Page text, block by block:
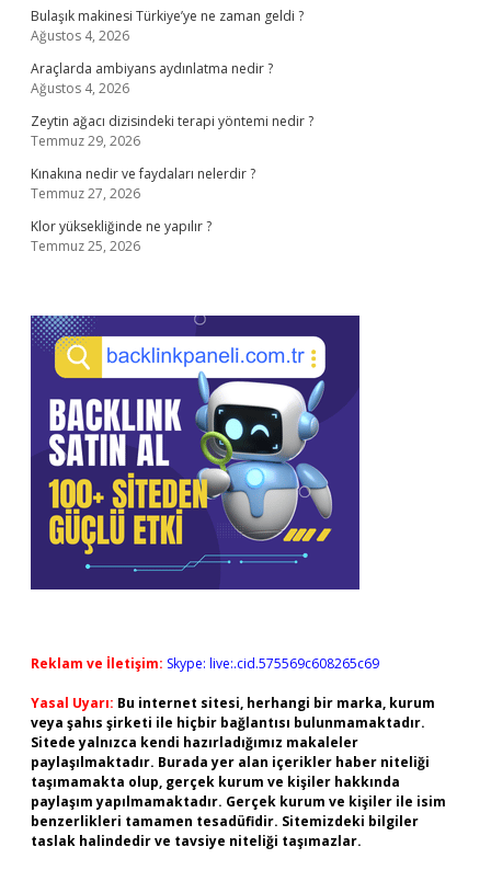
Bulaşık makinesi Türkiye’ye ne zaman geldi ?
Ağustos 4, 2026
Araçlarda ambiyans aydınlatma nedir ?
Ağustos 4, 2026
Zeytin ağacı dizisindeki terapi yöntemi nedir ?
Temmuz 29, 2026
Kınakına nedir ve faydaları nelerdir ?
Temmuz 27, 2026
Klor yüksekliğinde ne yapılır ?
Temmuz 25, 2026
Reklam ve İletişim: Skype: live:.cid.575569c608265c69
Yasal Uyarı: Bu internet sitesi, herhangi bir marka, kurum
veya şahıs şirketi ile hiçbir bağlantısı bulunmamaktadır.
Sitede yalnızca kendi hazırladığımız makaleler
paylaşılmaktadır. Burada yer alan içerikler haber niteliği
taşımamakta olup, gerçek kurum ve kişiler hakkında
paylaşım yapılmamaktadır. Gerçek kurum ve kişiler ile isim
benzerlikleri tamamen tesadüfidir. Sitemizdeki bilgiler
taslak halindedir ve tavsiye niteliği taşımazlar.